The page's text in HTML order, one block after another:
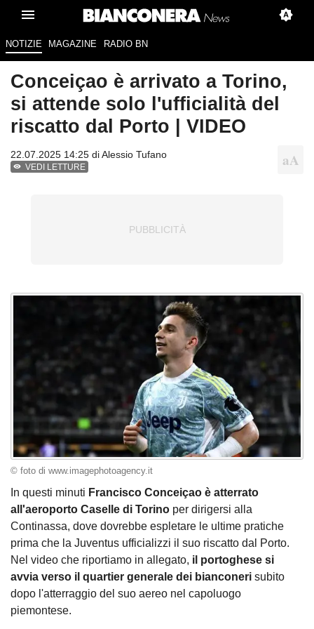
NOTIZIE MAGAZINE RADIO BN
Conceiçao è arrivato a Torino,
si attende solo l'ufficialità del
riscatto dal Porto | VIDEO
22.07.2025 14:25 diAlessio Tufano
VEDI LETTURE
© foto di www.imagephotoagency.it
In questi minuti Francisco Conceiçao è atterrato
all'aeroporto Caselle di Torino per dirigersi alla
Continassa, dove dovrebbe espletare le ultime pratiche
prima che la Juventus ufficializzi il suo riscatto dal Porto.
Nel video che riportiamo in allegato, il portoghese si
avvia verso il quartier generale dei bianconeri subito
dopo l'atterraggio del suo aereo nel capoluogo
piemontese.